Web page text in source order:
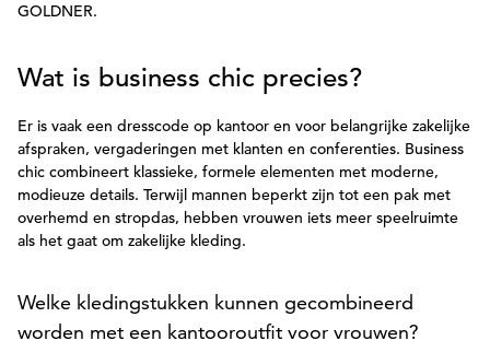
GOLDNER.
Wat is business chic precies?
Er is vaak een dresscode op kantoor en voor belangrijke zakelijke
afspraken, vergaderingen met klanten en conferenties. Business
chic combineert klassieke, formele elementen met moderne,
modieuze details. Terwijl mannen beperkt zijn tot een pak met
overhemd en stropdas, hebben vrouwen iets meer speelruimte
als het gaat om zakelijke kleding.
Welke kledingstukken kunnen gecombineerd
worden met een kantooroutfit voor vrouwen?